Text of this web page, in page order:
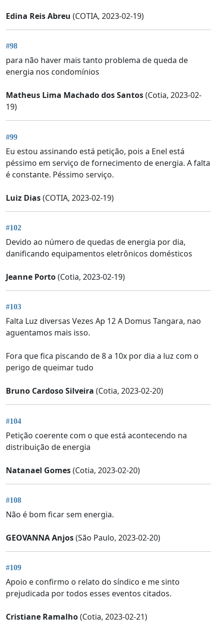
Edina Reis Abreu (COTIA, 2023-02-19)
#98
para não haver mais tanto problema de queda de
energia nos condomínios
Matheus Lima Machado dos Santos(Cotia, 2023-02-
19)
#99
Eu estou assinando está petição, pois a Enel está
péssimo em serviço de fornecimento de energia. A falta
é constante. Péssimo serviço.
Luiz Dias(COTIA, 2023-02-19)
#102
Devido ao número de quedas de energia por dia,
danificando equipamentos eletrônicos domésticos
Jeanne Porto(Cotia, 2023-02-19)
#103
Falta Luz diversas Vezes Ap 12 A Domus Tangara, nao
aguentamos mais isso.
Fora que fica piscando de 8 a 10x por dia a luz com o
perigo de queimar tudo
Bruno Cardoso Silveira (Cotia, 2023-02-20)
#104
Petição coerente com o que está acontecendo na
distribuição de energia
Natanael Gomes(Cotia, 2023-02-20)
#108
Não é bom ficar sem energia.
GEOVANNA Anjos(São Paulo, 2023-02-20)
#109
Apoio e confirmo o relato do síndico e me sinto
prejudicada por todos esses eventos citados.
Cristiane Ramalho(Cotia, 2023-02-21)